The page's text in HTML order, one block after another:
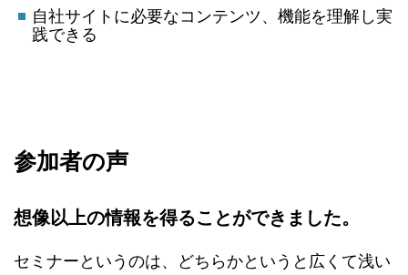
自社サイトに必要なコンテンツ、機能を理解し実
践できる
参加者の声
想像以上の情報を得ることができました。
セミナーというのは、どちらかというと広くて浅い